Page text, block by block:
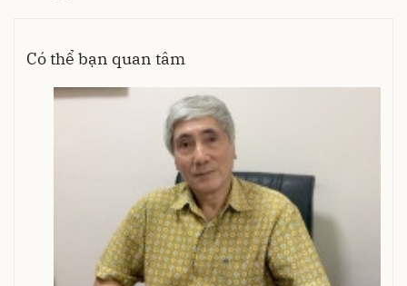
Có thể bạn quan tâm